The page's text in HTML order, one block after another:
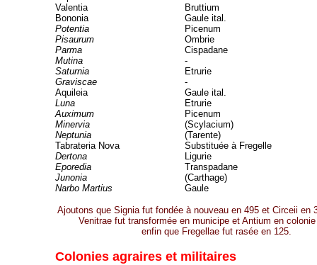
Valentia
Bruttium
Bononia
Gaule ital.
Potentia
Picenum
Pisaurum
Ombrie
Parma
Cispadane
Mutina
-
Saturnia
Etrurie
Graviscae
-
Aquileia
Gaule ital.
Luna
Etrurie
Auximum
Picenum
Minervia
(Scylacium)
Neptunia
(Tarente)
Tabrateria Nova
Substituée à Fregelle
Dertona
Ligurie
Eporedia
Transpadane
Junonia
(Carthage)
Narbo Martius
Gaule
Ajoutons que Signia fut fondée à nouveau en 495 et Circeii en
Venitrae fut transformée en municipe et Antium en
enfin que Fregellae fut rasée en 125.
Colonies agraires et militaires